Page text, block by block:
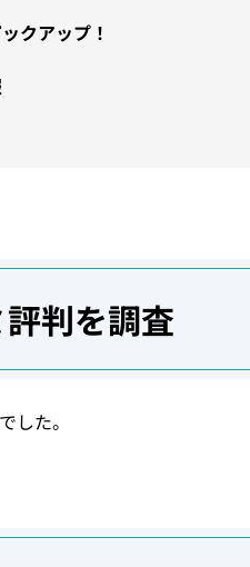
クアップ！
判を調査
した。